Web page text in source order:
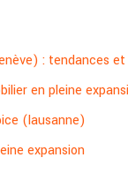
: tendances
en pleine
(lausanne)
expansion